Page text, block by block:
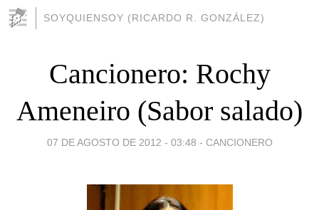
SOYQUIENSOY (RICARDO R. GONZÁLEZ)
Cancionero: Rochy
Ameneiro (Sabor salado)
07 DE AGOSTO DE 2012 - 03:48 - CANCIONERO